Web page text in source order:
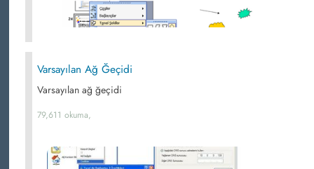
Varsayılan Ağ Ğeçidi
Varsayılan ağ ğeçidi
79,611 okuma,